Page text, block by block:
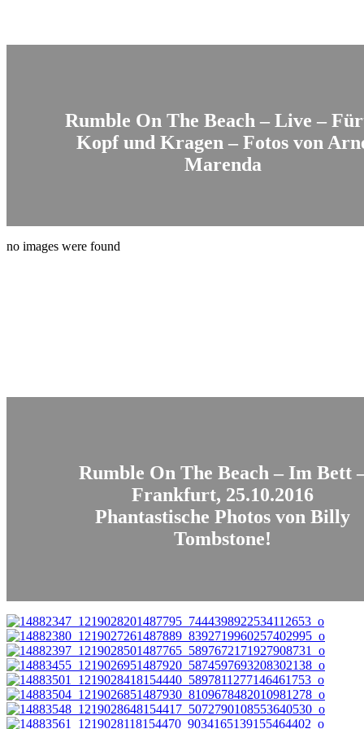
Rumble On The Beach – Live –
Kopf und Kragen – Fotos von
Marenda
no images were found
Rumble On The Beach – Im Bett
Frankfurt, 25.10.2016
Phantastische Photos von Billy
Tombstone!